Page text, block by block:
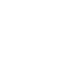
de corte e